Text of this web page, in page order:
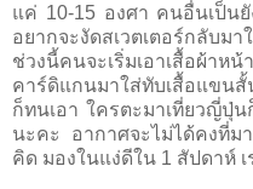
แค่ 10-15 องศา คนอื่นเป็น
อยากจะงัดสเวตเตอร์กลับม
ช่วงนี้คนจะเริ่มเอาเสื้อผ้าห
คาร์ดิแกนมาใส่ทับเสื้อแขน
ก็ทนเอา ใครตะมาเที่ยวญี่ปุ่น
นะคะ อากาศจะไม่ได้คงที่
คิด มองในแง่ดีใน 1 สัปดาห์